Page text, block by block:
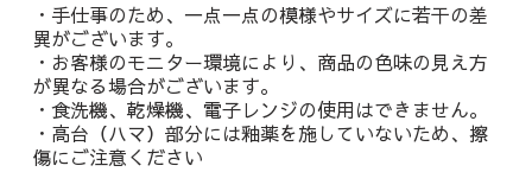
・手仕事のため、一点一点の模様やサイズに若干の差
異がございます。
・お客様のモニター環境により、商品の色味の見え方
が異なる場合がございます。
・食洗機、乾燥機、電子レンジの使用はできません。
・高台（ハマ）部分には釉薬を施していないため、擦
傷にご注意ください